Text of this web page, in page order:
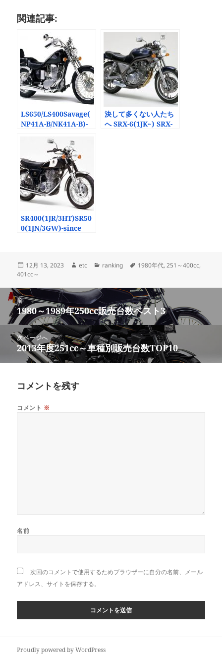
関連記事:
LS650/LS400Savage(
NP41A-B/NK41A-B)-
決して多くない人たち
へ SRX-6(1JK~) SRX-
SR400(1JR/3HT)SR50
0(1JN/3GW)-since
投
稿
12月 13, 2023
作
etc
カ
リ
ー
ranking
タ
1980年代,251～400cc,
401cc～
シ
前
前
の
投
稿:
1980～1989年250cc販売台数ベスト3
次ページへ
次
稿:
2013年度251cc～車種別販売台数TOP10
コメントを残す
コメント ※
名前
次回のコメントで使用するためブラウザーに自分の名前、メール
アドレス、サイトを保存する。
Proudly powered by WordPress